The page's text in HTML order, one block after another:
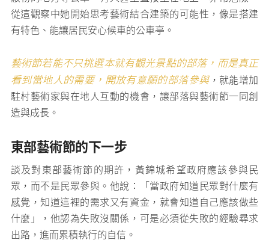
從這觀察中她開始思考藝術結合建築的可能性，像是搭建
有特色、能讓居民安心候車的公車亭。
藝術節若能不只挑選本就有觀光景點的部落，而是真正
看到當地人的需要，開放有意願的部落參與，就能增加
駐村藝術家與在地人互動的機會，讓部落與藝術節一同創
造與成長。
東部藝術節的下一步
談及對東部藝術節的期許，黃錦城希望政府應該參與民
眾，而不是民眾參與。他說：「當政府知道民眾對什麼有
感覺，知道這裡的需求又有資金，就會知道自己應該做些
什麼」，他認為失敗沒關係，可是必須從失敗的經驗尋求
出路，進而累積執行的自信。